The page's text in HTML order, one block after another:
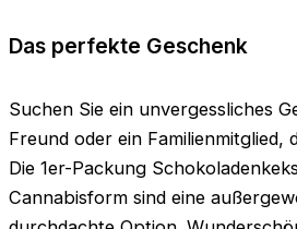
Das perfekte Geschenk
Suchen Sie ein unvergessliches
Freund oder ein Familienmitglied,
Die 1er-Packung
Cannabisform sind eine